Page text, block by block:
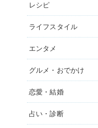
レシピ
ライフスタイル
エンタメ
グルメ・おでかけ
恋愛・結婚
占い・診断